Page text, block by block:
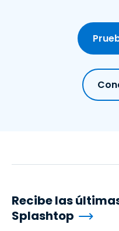
Recibe las
Splashtop